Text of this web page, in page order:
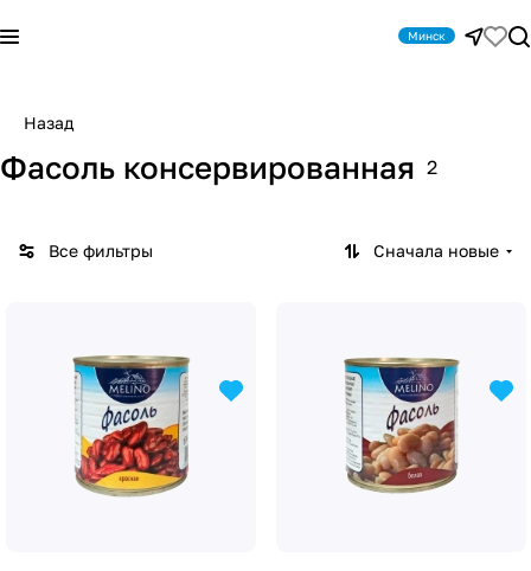
Минск
Назад
Фасоль консервированная 2
Все фильтры Сначала новые